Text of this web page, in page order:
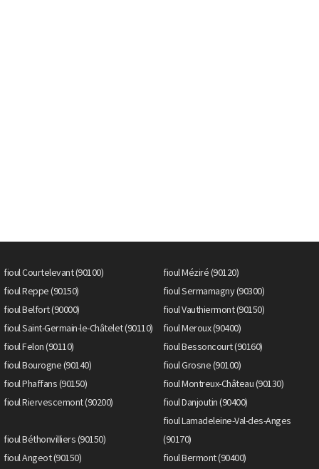
fioul Courtelevant (90100)
fioul Méziré (90120)
fioul Reppe (90150)
fioul Sermamagny (90300)
fioul Belfort (90000)
fioul Vauthiermont (90150)
fioul Saint-Germain-le-Châtelet (90110)
fioul Meroux (90400)
fioul Felon (90110)
fioul Bessoncourt (90160)
fioul Bourogne (90140)
fioul Grosne (90100)
fioul Phaffans (90150)
fioul Montreux-Château (90130)
fioul Riervescemont (90200)
fioul Danjoutin (90400)
fioul Béthonvilliers (90150)
fioul Lamadeleine-Val-des-Anges
(90170)
fioul Angeot (90150)
fioul Bermont (90400)